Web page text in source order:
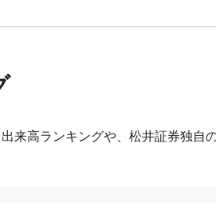
来高ランキングや、松井証券独自